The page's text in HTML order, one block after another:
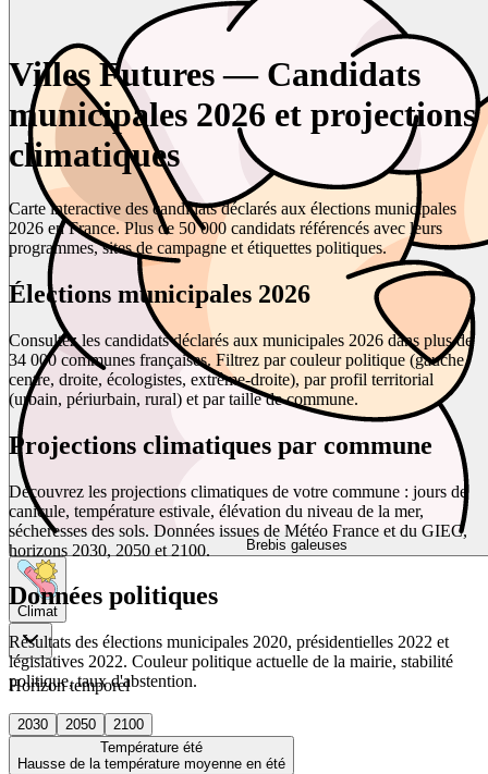
Brebis galeuses
Climat
Horizon temporel
2030 2050
2100
Température été
Hausse de la température moyenne en été
Villes Futures — Candidats
municipales 2026 et projections
climatiques
Carte interactive des candidats déclarés aux élections municipales
2026 en France. Plus de 50 000 candidats référencés avec leurs
programmes, sites de campagne et étiquettes politiques.
Élections municipales 2026
Consultez les candidats déclarés aux municipales 2026 dans plus de
34 000 communes françaises. Filtrez par couleur politique (gauche,
centre, droite, écologistes, extrême-droite), par profil territorial
(urbain, périurbain, rural) et par taille de commune.
Projections climatiques par commune
Découvrez les projections climatiques de votre commune : jours de
canicule, température estivale, élévation du niveau de la mer,
sécheresses des sols. Données issues de Météo France et du GIEC,
horizons 2030, 2050 et 2100.
Données politiques
Résultats des élections municipales 2020, présidentielles 2022 et
législatives 2022. Couleur politique actuelle de la mairie, stabilité
politique, taux d'abstention.